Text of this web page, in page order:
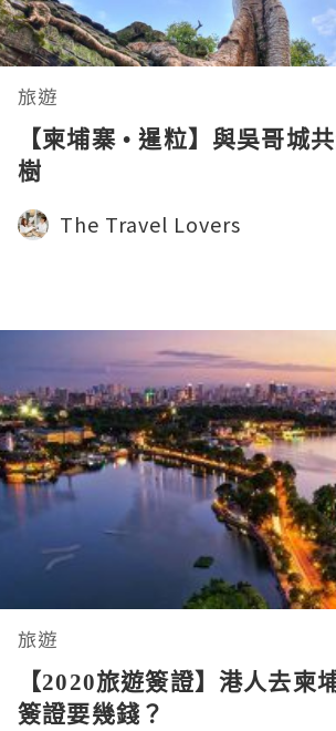
旅遊
【柬埔寨 • 暹粒】與吳哥城
樹
The Travel Lovers
旅遊
【2020旅遊簽證】港人去柬
簽證要幾錢？